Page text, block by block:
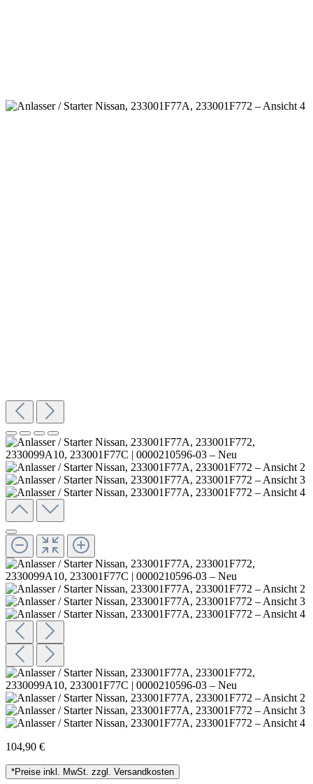
104,90 €
*Preise inkl. MwSt. zzgl. Versandkosten